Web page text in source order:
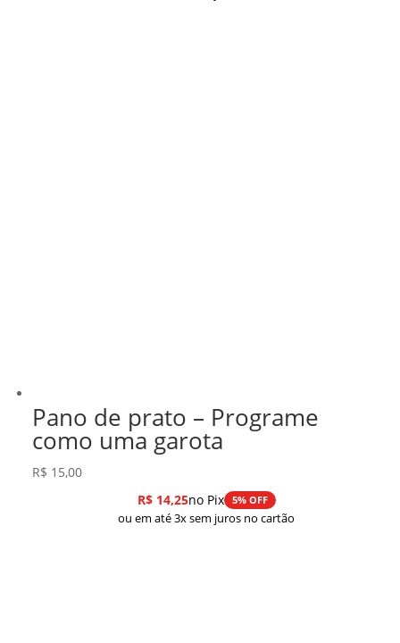
Pano de prato – Programe
como uma garota
R$ 15,00
R$14,25no Pix 5% OFF
ou em até 3x sem juros no cartão